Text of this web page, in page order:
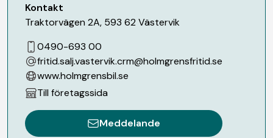
Kontakt
Traktorvägen 2A, 593 62 Västervik
0490-693 00
fritid.salj.vastervik.crm@holmgrensfritid.se
www.holmgrensbil.se
Till företagssida
Meddelande